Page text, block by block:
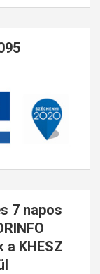
7 napos
KHESZ